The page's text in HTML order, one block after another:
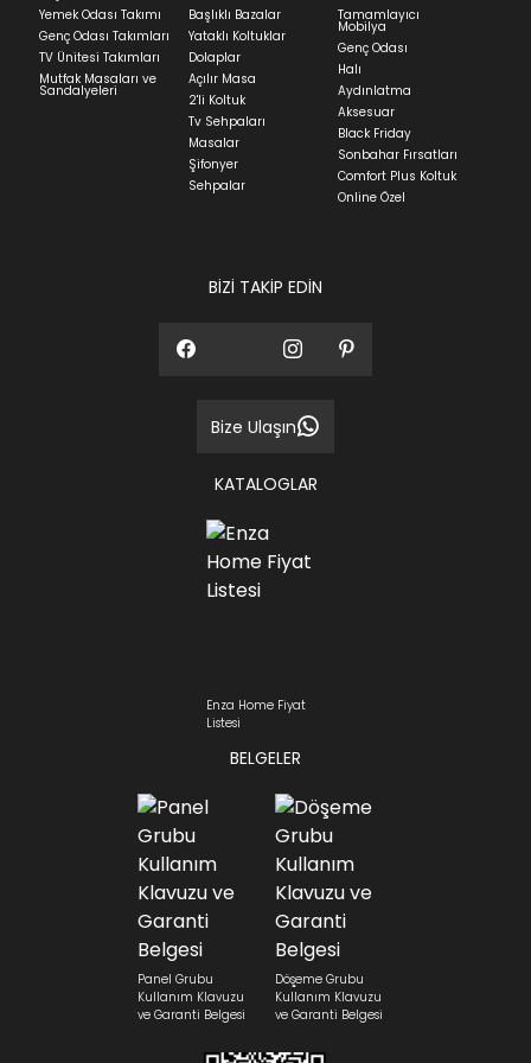
ve ürünün stok durumuna göre ortalama 5-24 iş
günüdür.
Panel ve Döşeme grubu ürün siparişlerinizin teslim
süresi yaşadığınız şehre ve ürünün stok durumuna
göre ortalama 30-45 iş günüdür.
Siparişlerim bölümünden sürecinizi takip edebilirsiniz.
Sıkça Sorulan Sorularbölümünü ziyaret
Yemek Odası Takımı
Genç Odası Takımları
TV Ünitesi Takımları
Mutfak Masaları ve
Sandalyeleri
Başlıklı Bazalar
Yataklı Koltuklar
Dolaplar
Açılır Masa
2'li Koltuk
Tv Sehpaları
Masalar
Şifonyer
Sehpalar
Tamamlayıcı
Mobilya
Genç Odası
Halı
Aydınlatma
Aksesuar
Black Friday
Sonbahar Fırsatları
Comfort Plus Koltuk
Online Özel
BİZİ TAKİP EDİN
Bize Ulaşın
KATALOGLAR
Enza Home Fiyat
Listesi
BELGELER
Panel Grubu
Kullanım Klavuzu
ve Garanti Belgesi
Döşeme Grubu
Kullanım Klavuzu
ve Garanti Belgesi